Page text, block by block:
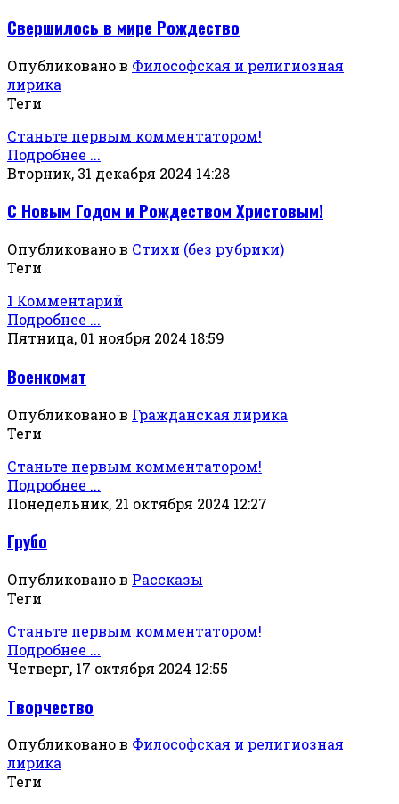
Свершилось в мире Рождество
Опубликовано в Философская и религиозная
лирика
Теги
Станьте первым комментатором!
Подробнее ...
Вторник, 31 декабря 2024 14:28
С Новым Годом и Рождеством Христовым!
Опубликовано в Стихи (без рубрики)
Теги
1 Комментарий
Подробнее ...
Пятница, 01 ноября 2024 18:59
Военкомат
Опубликовано в Гражданская лирика
Теги
Станьте первым комментатором!
Подробнее ...
Понедельник, 21 октября 2024 12:27
Грубо
Опубликовано в Рассказы
Теги
Станьте первым комментатором!
Подробнее ...
Четверг, 17 октября 2024 12:55
Творчество
Опубликовано в Философская и религиозная
лирика
Теги